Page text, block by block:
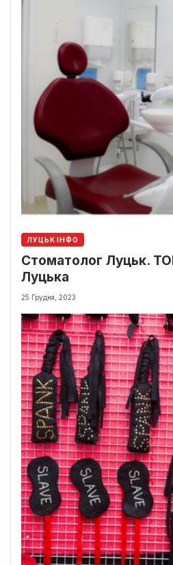
ЛУЦЬК ІНФО
Стоматолог Луцьк.
Луцька
25 Грудня, 2023